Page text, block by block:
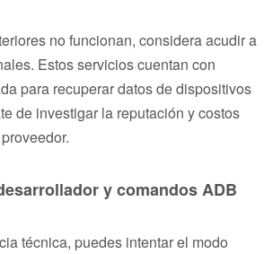
no funcionan, considera acudir a
Estos servicios cuentan con
para recuperar datos de dispositivos
de investigar la reputación y costos
y comandos ADB
técnica, puedes intentar el modo